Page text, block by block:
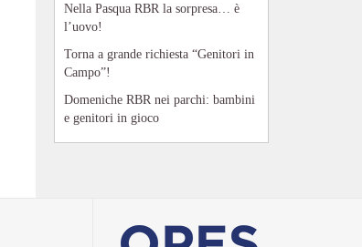
Nella Pasqua RBR la sorpresa… è
l’uovo!
Torna a grande richiesta “Genitori in
Campo”!
Domeniche RBR nei parchi: bambini
e genitori in gioco